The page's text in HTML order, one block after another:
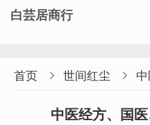
白芸居商行
首页  世间红尘 
中医经方、国